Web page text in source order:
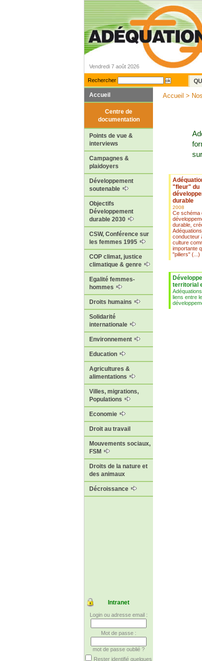
Vendredi 7 août 2026
Rechercher
Accueil
Centre de
documentation
Points de vue &
interviews
Campagnes &
plaidoyers
Développement
soutenable
Objectifs
Développement
durable 2030
CSW, Conférence sur
les femmes 1995
COP climat, justice
climatique & genre
Egalité femmes-
hommes
Droits humains
Solidarité
internationale
Environnement
Education
Agricultures &
alimentations
Villes, migrations,
Populations
Economie
Droit au travail
Mouvements sociaux,
FSM
Droits de la nature et
des animaux
Décroissance
Intranet
Login ou adresse email :
Mot de passe :
mot de passe oublié ?
Rester identifié quelques
Accueil >
"fleur" du
durable
2008
Ce schéma
durable,
conducteur
culture
importante
"piliers" (...)
territorial
liens entre